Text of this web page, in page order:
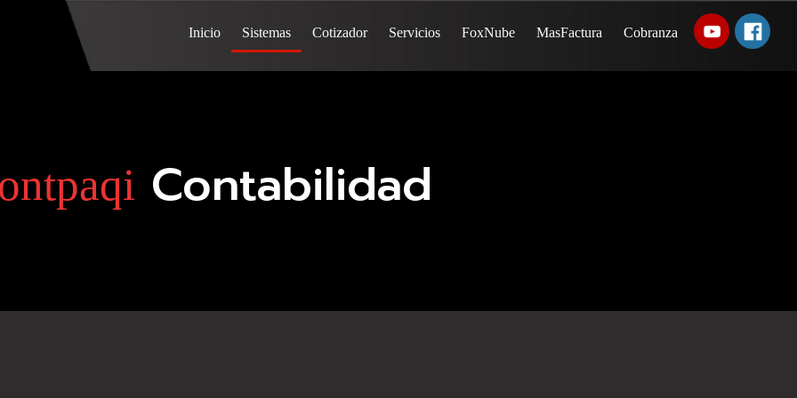
Inicio Sistemas Cotizador Servicios FoxNube MasFactura Cobranza
Contabilidad